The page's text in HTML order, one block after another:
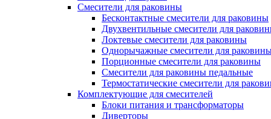
Смесители для раковины
Бесконтактные смесители для раковины
Двухвентильные смесители для
Локтевые смесители для раковины
Однорычажные смесители для
Порционные смесители для раковины
Смесители для раковины педальные
Термостатические смесители для
Комплектующие для смесителей
Блоки питания и трансформаторы
Диверторы